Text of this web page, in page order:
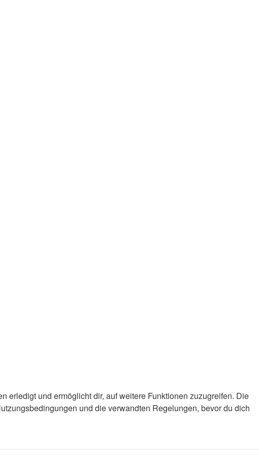
erledigt und ermöglicht dir, auf weitere Funktionen zuzugreifen. Die
und die verwandten Regelungen, bevor du dich